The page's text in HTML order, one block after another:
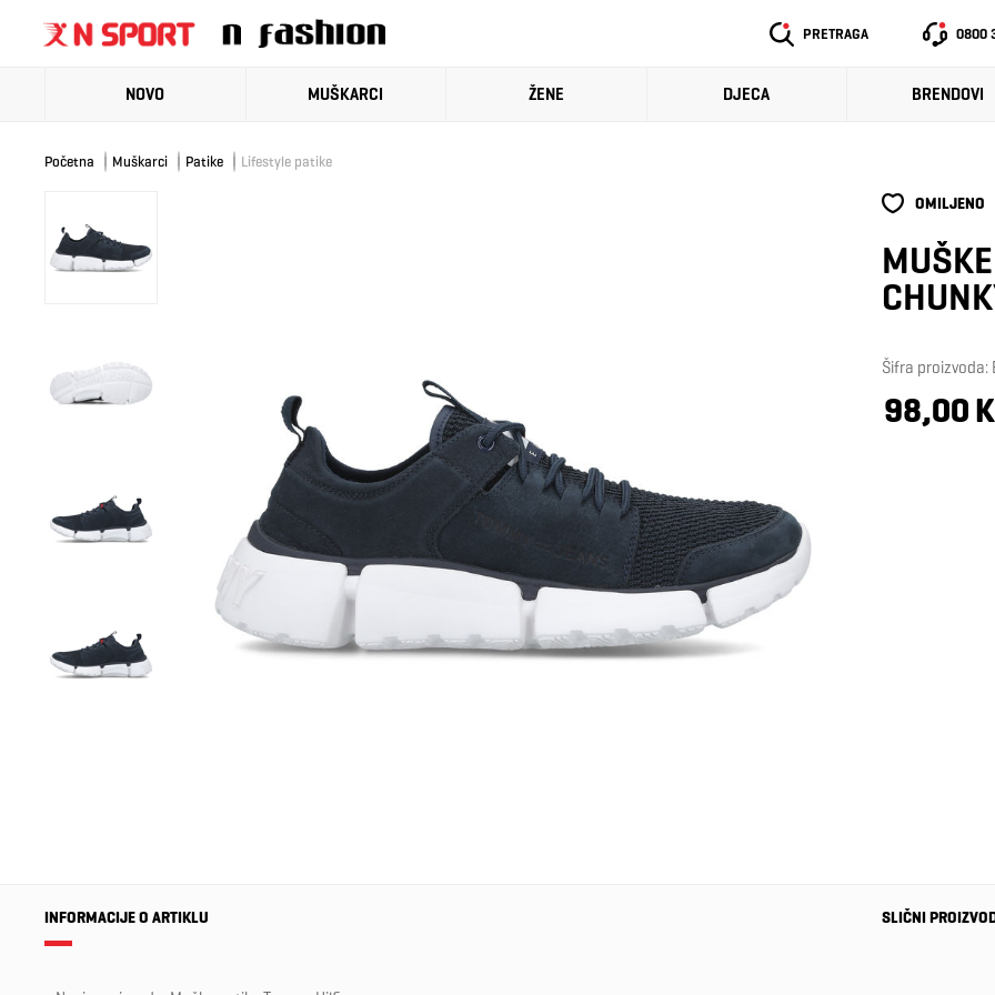
PRETRAGA 0800
NOVO MUŠKARCI ŽENE DJECA BRENDOVI
Početna Muškarci Patike Lifestyle patike
OMILJENO
Šifra proizvoda:
98,00
INFORMACIJE O ARTIKLU SLIČNI